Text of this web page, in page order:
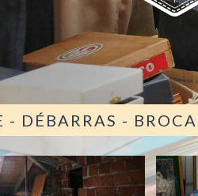
- DÉBARRAS -